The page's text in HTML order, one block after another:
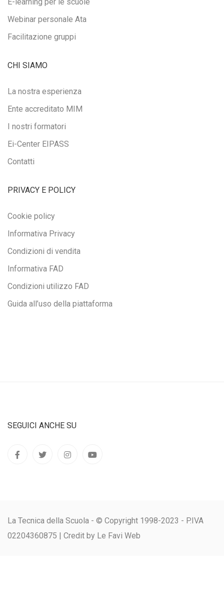
Webinar personale Ata
Facilitazione gruppi
CHI SIAMO
La nostra esperienza
Ente accreditato MIM
I nostri formatori
Ei-Center EIPASS
Contatti
PRIVACY E POLICY
Cookie policy
Informativa Privacy
Condizioni di vendita
Informativa FAD
Condizioni utilizzo FAD
Guida all’uso della piattaforma
SEGUICI ANCHE SU
La Tecnica della Scuola - © Copyright 1998-2023 - P.IVA
02204360875 | Credit by Le Favi Web